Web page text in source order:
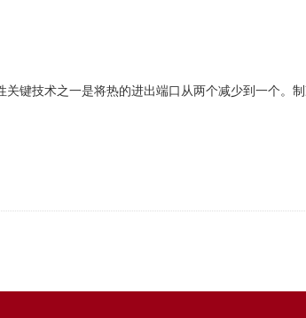
技术之一是将热的进出端口从两个减少到一个。